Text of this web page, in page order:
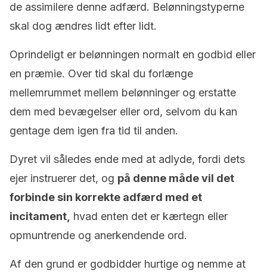
de assimilere denne adfærd. Belønningstyperne
skal dog ændres lidt efter lidt.
Oprindeligt er belønningen normalt en godbid eller
en præmie. Over tid skal du forlænge
mellemrummet mellem belønninger og erstatte
dem med bevægelser eller ord, selvom du kan
gentage dem igen fra tid til anden.
Dyret vil således ende med at adlyde, fordi dets
ejer instruerer det, og på denne måde vil det
forbinde sin korrekte adfærd med et
incitament, hvad enten det er kærtegn eller
opmuntrende og anerkendende ord.
Af den grund er godbidder hurtige og nemme at